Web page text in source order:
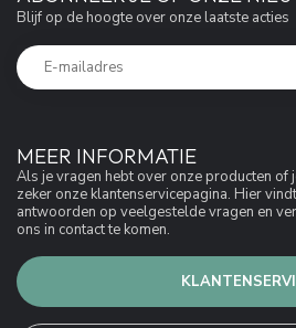
MEER INFORMATIE
Als je vragen hebt over onze producten of
zeker onze klantenservicepagina. Hier
antwoorden op veelgestelde vragen en
ons in contact te komen.
Blijf op de hoogte over onze laatste acties